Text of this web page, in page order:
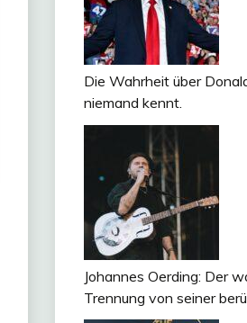
Die Wahrheit über
niemand kennt.
Johannes Oerding: Der
Trennung von seiner